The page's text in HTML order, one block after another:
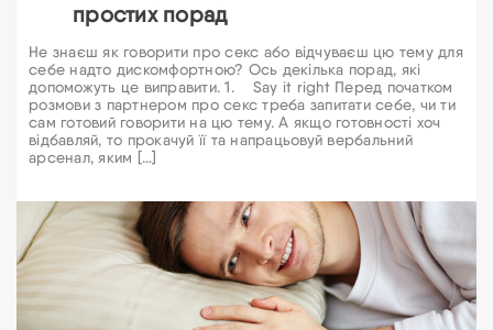
простих порад
Не знаєш як говорити про секс або відчуваєш цю тему для
себе надто дискомфортною? Ось декілька порад, які
допоможуть це виправити. 1. Say it right Перед початком
розмови з партнером про секс треба запитати себе, чи ти
сам готовий говорити на цю тему. А якщо готовності хоч
відбавляй, то прокачуй її та напрацьовуй вербальний
арсенал, яким […]